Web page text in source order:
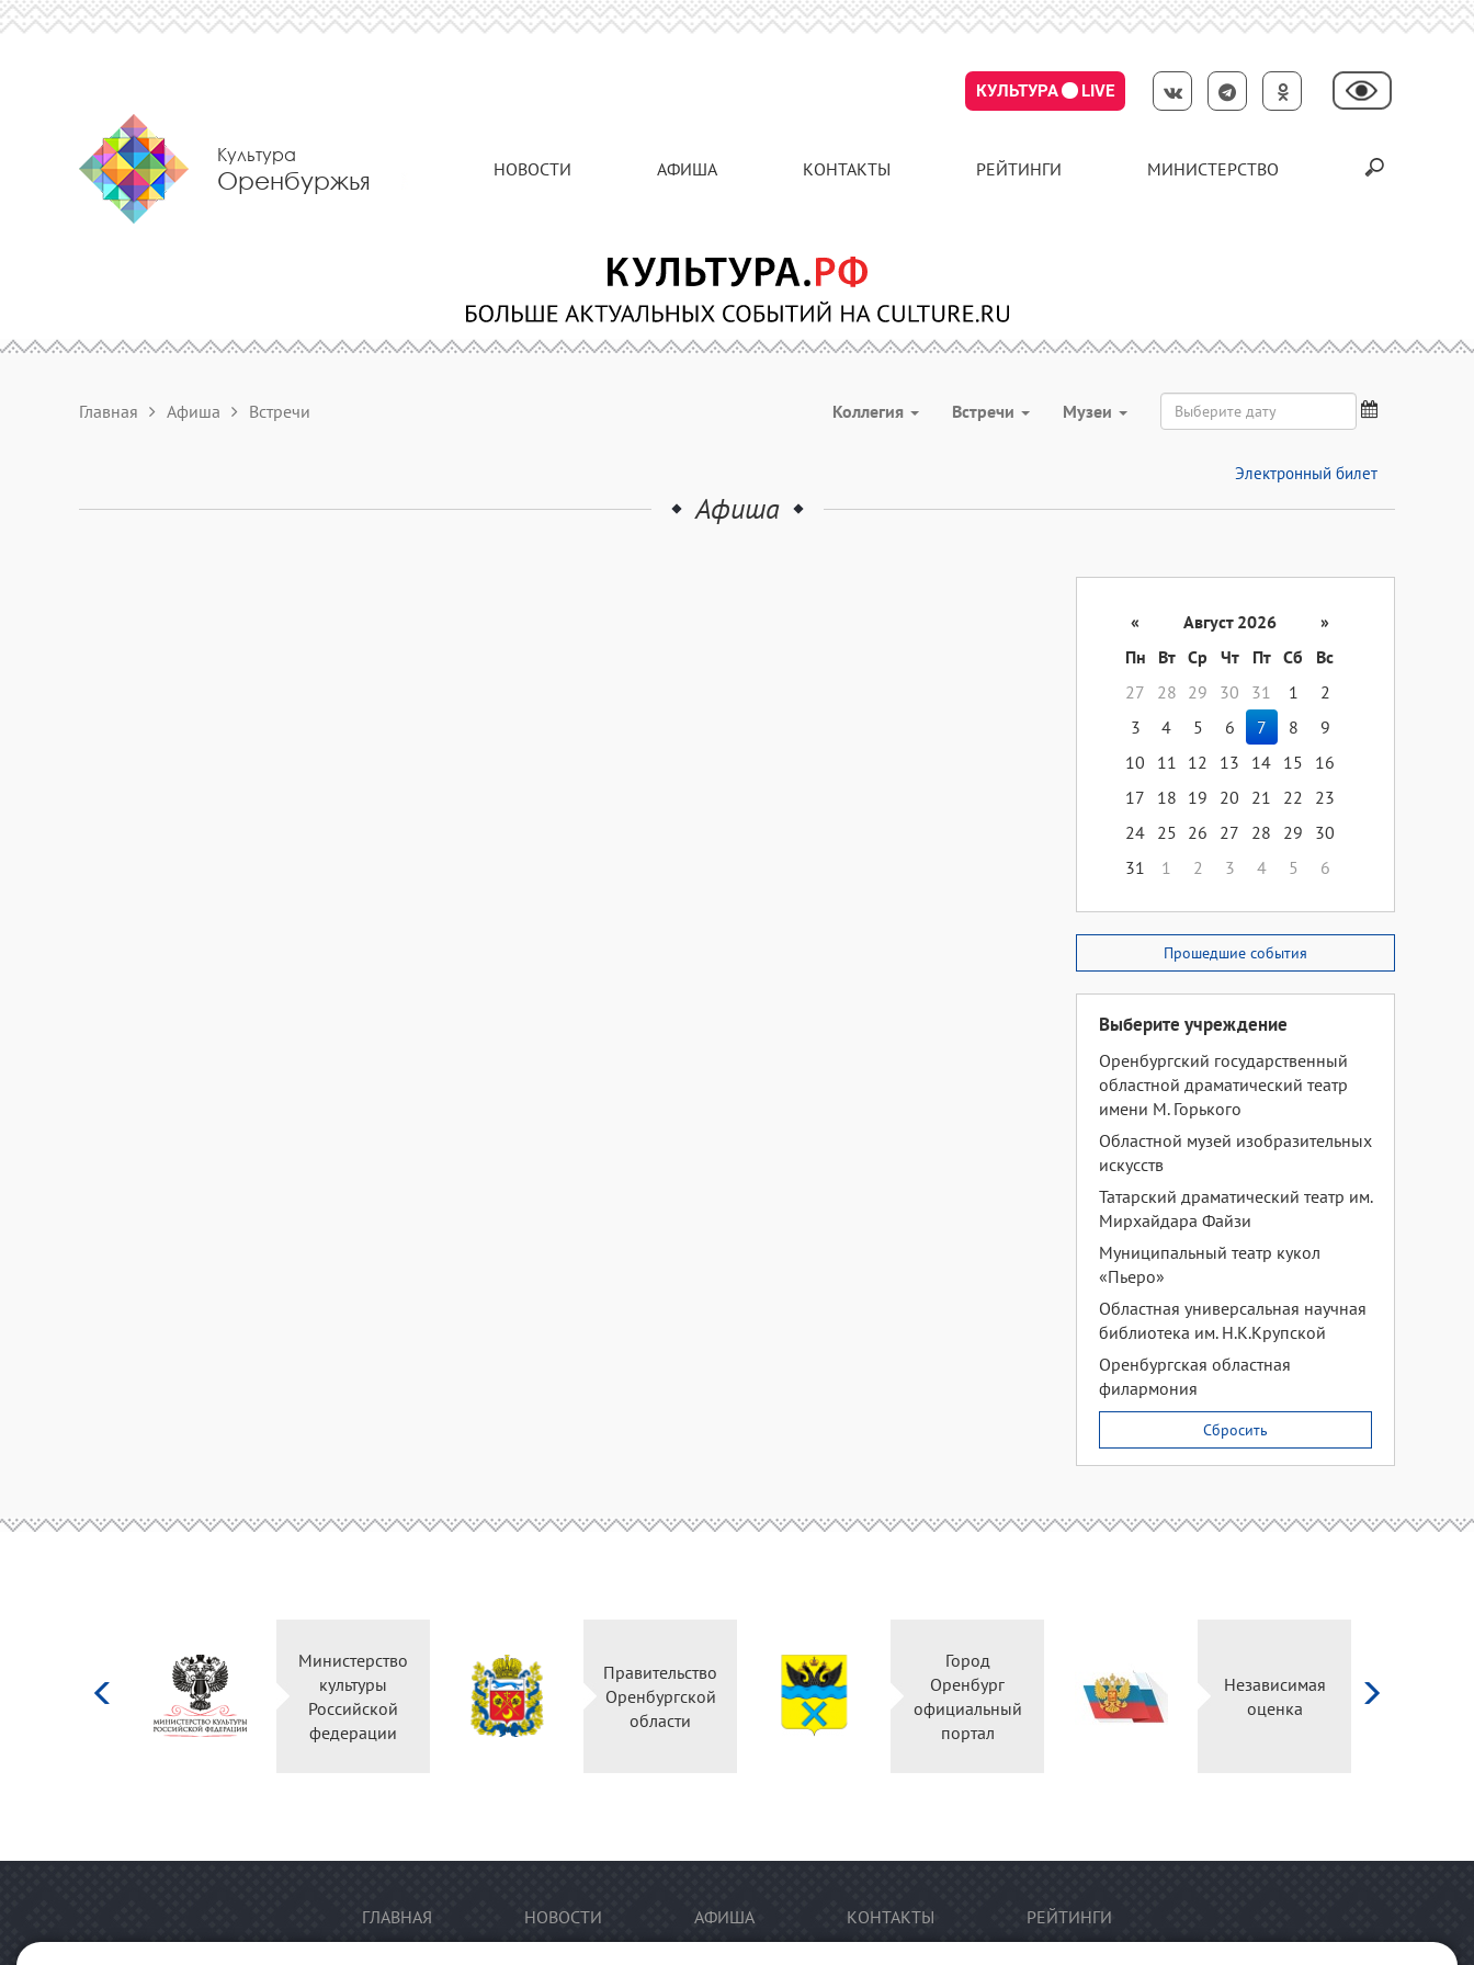
КУЛЬТУРА LIVE
Культура
Оренбуржья НОВОСТИ АФИША КОНТАКТЫ РЕЙТИНГИ МИНИСТЕРСТВО
Главная Афиша Встречи Коллегия Встречи Музеи
Электронный билет
Афиша
« Август 2026
»
Пн
Вт Ср Чт Пт Сб
Вс
27
28 29 30 31 1
2
3
4 5 6 7 8
9
10
11 12 13 14 15
16
17
18 19 20 21 22
23
24 25 26 27 28 29
30
31
1 2 3 4 5 6
Прошедшие события
Выберите учреждение
Оренбургский государственный
областной драматический театр
имени М. Горького
Областной музей изобразительных
искусств
Татарский драматический театр им.
Мирхайдара Файзи
Муниципальный театр кукол
«Пьеро»
Областная универсальная научная
библиотека им. Н.К.Крупской
Оренбургская областная
филармония
Сбросить
Министерство
Российской
федерации
Правительство
Оренбургской
официальный
Независимая
ГЛАВНАЯ НОВОСТИ АФИША КОНТАКТЫ РЕЙТИНГИ